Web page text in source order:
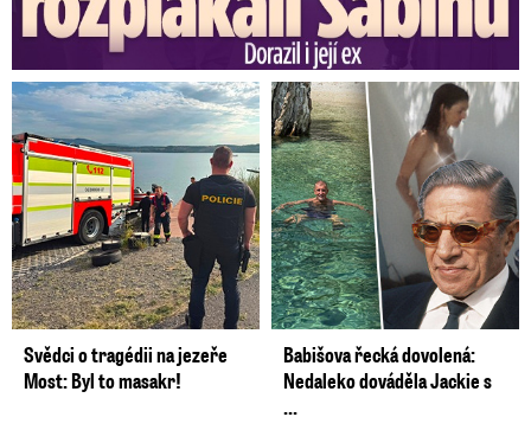
Svědci o tragédii na jezeře
Most: Byl to masakr!
Babišova řecká dovolená:
Nedaleko dováděla Jackie s
...